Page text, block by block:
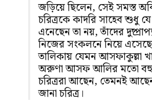
জড়িয়ে ছিলেন, সেই সমস্ত
চরিত্রকে কাদরি সাহেব শুধু
এনেছেন তা নয়, তাঁদের
নিজের সংকলনে নিয়ে
তালিকায় যেমন আসফাকুল্লা
অরুণা আসফ আলির মতো
চরিত্ররা আছেন, তেমনই
জানা চরিত্র।